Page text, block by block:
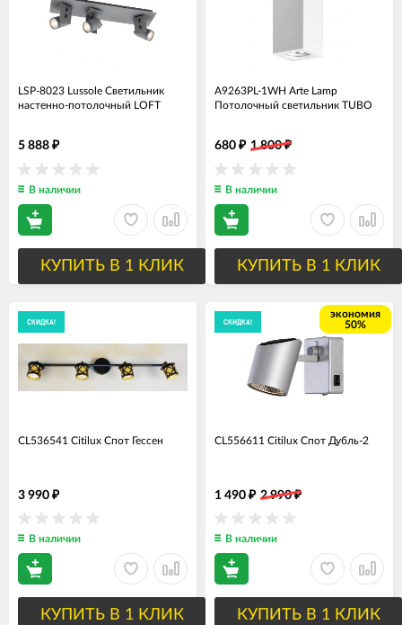
LSP-8023 Lussole Светильник
настенно-потолочный LOFT
5 888 ₽
В наличии
КУПИТЬ В 1 КЛИК
A9263PL-1WH Arte Lamp
Потолочный светильник TUBO
680 ₽ 1 800₽
В наличии
КУПИТЬ В 1 КЛИК
СКИДКА!
CL536541 Citilux Спот Гессен
3 990 ₽
В наличии
КУПИТЬ В 1 КЛИК
СКИДКА!
экономия
50%
CL556611 Citilux Спот Дубль-2
1 490 ₽ 2 990₽
В наличии
КУПИТЬ В 1 КЛИК